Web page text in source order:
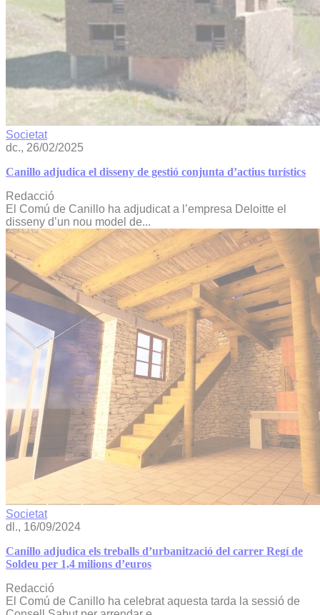
Societat
dc., 26/02/2025
Canillo adjudica el disseny de gestió conjunta d’actius turístics
Redacció
El Comú de Canillo ha adjudicat a l’empresa Deloitte el
disseny d’un nou model de...
Societat
dl., 16/09/2024
Canillo adjudica els treballs d’urbanització del carrer Regí de
Soldeu per 1,4 milions d’euros
Redacció
El Comú de Canillo ha celebrat aquesta tarda la sessió de